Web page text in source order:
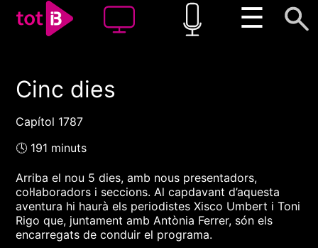
☰
00:00 00:00
Cinc dies
Capítol 1787
🕓 191 minuts
Arriba el nou 5 dies, amb nous presentadors,
col·laboradors i seccions. Al capdavant d’aquesta
aventura hi haurà els periodistes Xisco Umbert i Toni
Rigo que, juntament amb Antònia Ferrer, són els
encarregats de conduir el programa.